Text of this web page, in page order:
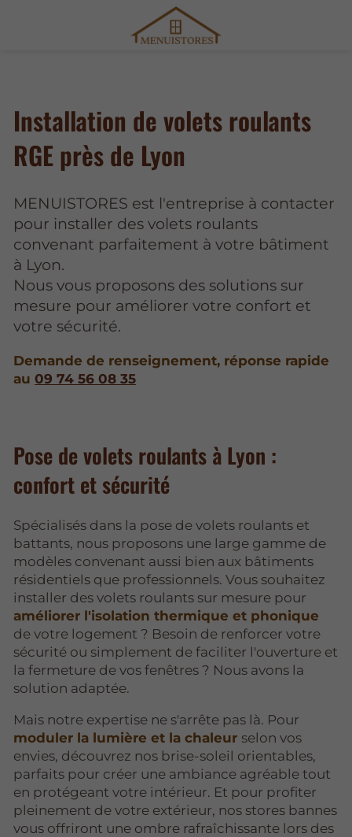
Installation de volets roulants
RGE près de Lyon
MENUISTORES est l'entreprise à contacter
pour installer des volets roulants
convenant parfaitement à votre bâtiment
à Lyon.
Nous vous proposons des solutions sur
mesure pour améliorer votre confort et
votre sécurité.
Demande de renseignement, réponse rapide
au 09 74 56 08 35
Pose de volets roulants à Lyon :
confort et sécurité
Spécialisés dans la pose de volets roulants et
battants, nous proposons une large gamme de
modèles convenant aussi bien aux bâtiments
résidentiels que professionnels. Vous souhaitez
installer des volets roulants sur mesure pour
améliorer l'isolation thermique et phonique
de votre logement ? Besoin de renforcer votre
sécurité ou simplement de faciliter l'ouverture et
la fermeture de vos fenêtres ? Nous avons la
solution adaptée.
Mais notre expertise ne s'arrête pas là. Pour
moduler la lumière et la chaleur selon vos
envies, découvrez nos brise-soleil orientables,
parfaits pour créer une ambiance agréable tout
en protégeant votre intérieur. Et pour profiter
pleinement de votre extérieur, nos stores bannes
vous offriront une ombre rafraîchissante lors des